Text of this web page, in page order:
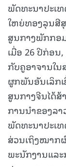
ພັດທະນາປະເ
ໃຫຍ່ທອງລຸນສີ
ສູນກາງພັກກອ
ເມື່ອ 26 ປີກ່ອ
ກັບຄູອາຈານໃ
ຜູກພັນອັນເລິກ
ສູນກາງຈີນໄດ້
ການນຳຂອງລ
ພັດທະນາປະເທ
ສ່ວນເຖິງໝາກ
ພະນັກງານແລ